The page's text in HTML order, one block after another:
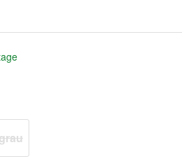
nicht verfügbar.)
(Diese Option ist zurzeit nicht verfügbar.)